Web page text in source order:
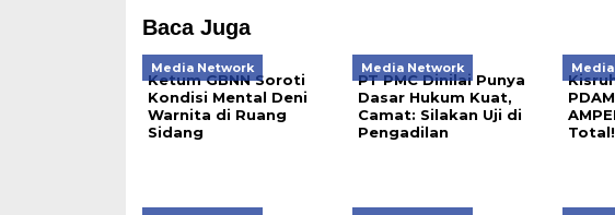
Baca Juga
Media Network
Ketum GBNN Soroti
Kondisi Mental Deni
Warnita di Ruang
Sidang
Media Network
PT PMC Dinilai Punya
Dasar Hukum Kuat,
Camat: Silakan Uji di
Pengadilan
Total!